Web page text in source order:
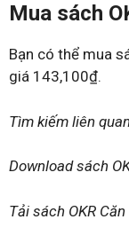
Mua sách
Bạn có thể mua
giá 143,100₫.
Tìm kiếm liên quan
Download sách
Tải sách OKR